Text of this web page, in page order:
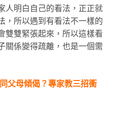
人明白自己的看法，正正就
，所以遇到有看法不一樣的
雙雙緊張起來，所以這樣看
關係變得疏離，也是一個需
父母傾偈？專家教三招衝